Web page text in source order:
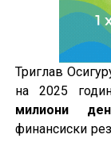
Триглав
на 2025
милиони
финансиски